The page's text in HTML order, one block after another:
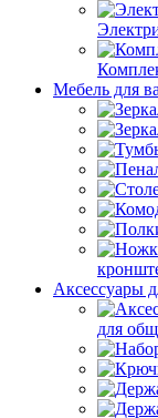
Мебель для
Аксессуары
для